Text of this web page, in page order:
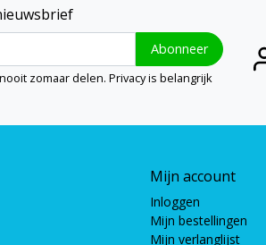
Abonneer
zomaar delen. Privacy is belangrijk
Mijn account
Inloggen
Mijn bestellingen
Mijn verlanglijst